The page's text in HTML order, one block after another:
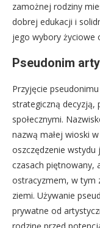
zamożnej rodziny
dobrej edukacji i
jego wybory życiowe
Pseudonim
Przyjęcie
strategiczną decyzją,
społecznymi.
nazwą małej wioski
oszczędzenie
czasach piętnowany,
ostracyzmem, w tym
ziemi. Używanie
prywatne od